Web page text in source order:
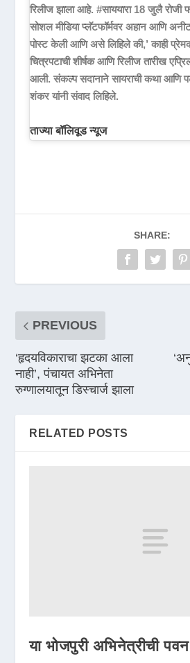
रिलीज झाला आहे. #साययारा 18 जुलै रोजी
सोशल मीडिया प्लॅटफॉर्मवर अहान आणि
पोस्ट केली आणि असे लिहिले की,’ काही
चित्रपटाची शीर्षक आणि रिलीज तारीख
आली. संकल्प सदानाने सायराची कथा आणि
शंकर यांनी संवाद लिहिले.
ताज्या बॉलिवूड न्यूज
SHARE:
PREVIOUS
‘हृदयविकाराचा झटका आला
नाही’, पंचायत अभिनेता
रुग्णालयातून डिस्चार्ज झाला
RELATED POSTS
या भोजपुरी अभिनेत्रीची